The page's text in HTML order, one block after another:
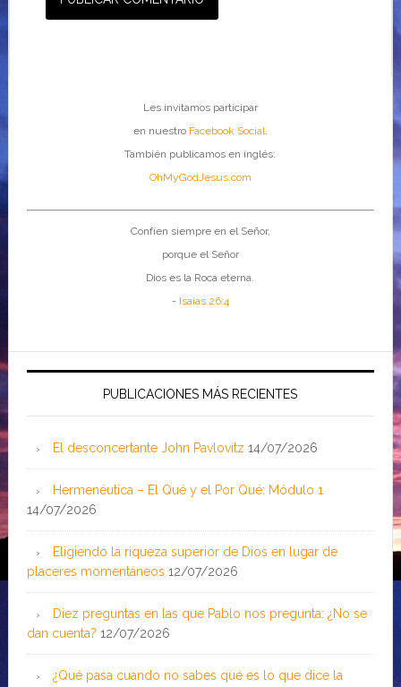
Les invitamos participar
en nuestro Facebook Social.
También publicamos en inglés:
OhMyGodJesus.com
Confíen siempre en el Señor,
porque el Señor
Dios es la Roca eterna.
- Isaías 26:4
PUBLICACIONES MÁS RECIENTES
El desconcertante John Pavlovitz 14/07/2026
Hermenéutica – El Qué y el Por Qué: Módulo 1
14/07/2026
Eligiendo la riqueza superior de Dios en lugar de
placeres momentáneos 12/07/2026
Diez preguntas en las que Pablo nos pregunta: ¿No se
dan cuenta? 12/07/2026
¿Qué pasa cuando no sabes qué es lo que dice la